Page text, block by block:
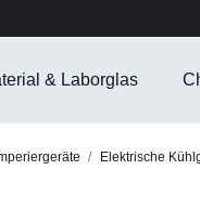
& Laborglas
Elektrische